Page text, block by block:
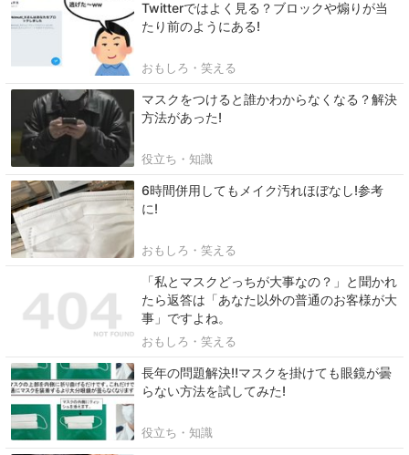
Twitterではよく見る？ブロックや煽りが当
たり前のようにある!
おもしろ・笑える
マスクをつけると誰かわからなくなる？解決
方法があった!
役立ち・知識
6時間併用してもメイク汚れほぼなし!参考
に!
おもしろ・笑える
「私とマスクどっちが大事なの？」と聞かれ
たら返答は「あなた以外の普通のお客様が大
事」ですよね。
おもしろ・笑える
長年の問題解決‼︎マスクを掛けても眼鏡が曇
らない方法を試してみた!
役立ち・知識